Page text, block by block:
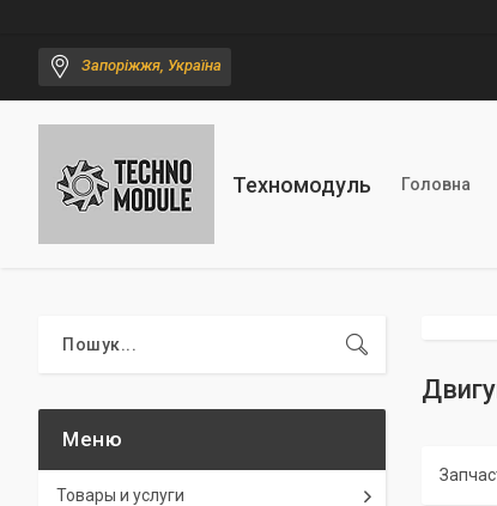
Запоріжжя, Україна
Техномодуль Головна
Товары и услуги